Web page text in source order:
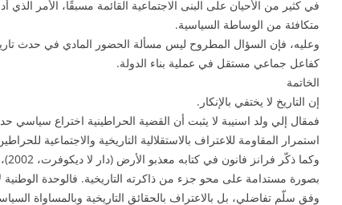
في كثير من الأحيان على البنى الاجتماعية القائمة مسبقًا، الأمر الذي
متكافئة من الوساطة السياسية.
وعليه، فإن السؤال المطروح ليس مسألة الحضور المادي في حدث
كفاعل جماعي مستقل في عملية بناء الدولة.
الخاتمة
إن التاريخ لا يختفي بالإنكار.
فمقال إلي ولد اسنيبة لا يثبت أن القضية الحراطينية اختراع
استمرار المقاومة للاعتراف بالاستقلالية التاريخية والاجتماعية
بصورة مستدامة على محو جزء من ذاكرته التاريخية. فالوحدة الوطنية لا
وفق سلّم تفاضلي، بل بالاعتراف بالحقائق التاريخية وبالمساواة